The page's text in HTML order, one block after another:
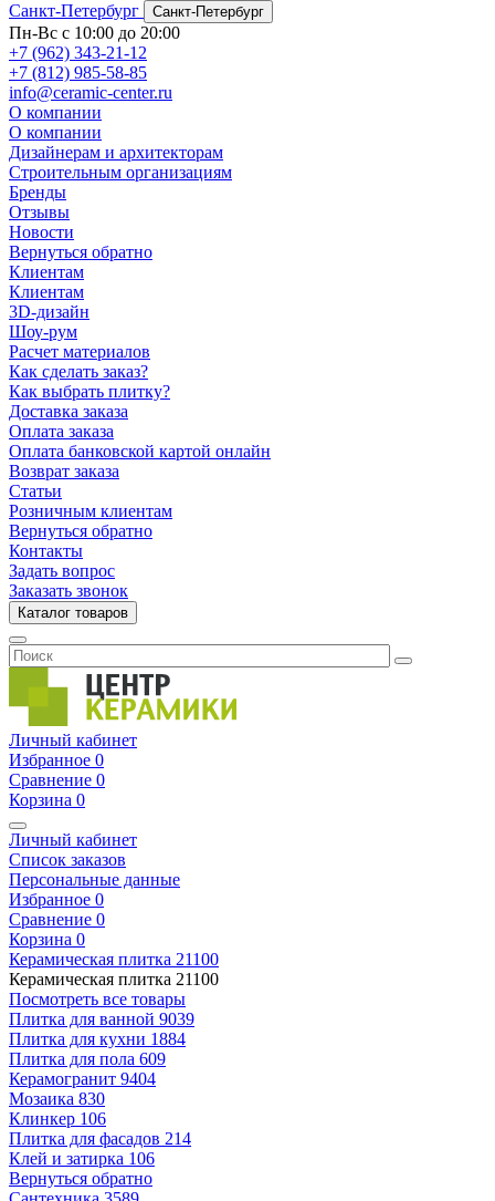
Санкт-Петербург
Санкт-Петербург
Пн-Вс с 10:00 до 20:00
+7 (962) 343-21-12
+7 (812) 985-58-85
info@ceramic-center.ru
О компании
О компании
Дизайнерам и архитекторам
Строительным организациям
Бренды
Отзывы
Новости
Вернуться обратно
Клиентам
Клиентам
3D-дизайн
Шоу-рум
Расчет материалов
Как сделать заказ?
Как выбрать плитку?
Доставка заказа
Оплата заказа
Оплата банковской картой онлайн
Возврат заказа
Статьи
Розничным клиентам
Вернуться обратно
Контакты
Задать вопрос
Заказать звонок
Каталог товаров
Личный кабинет
Избранное 0
Сравнение 0
Корзина 0
Личный кабинет
Список заказов
Персональные данные
Избранное 0
Сравнение 0
Корзина 0
Керамическая плитка 21100
Керамическая плитка 21100
Посмотреть все товары
Плитка для ванной 9039
Плитка для кухни 1884
Плитка для пола 609
Керамогранит 9404
Мозаика 830
Клинкер 106
Плитка для фасадов 214
Клей и затирка 106
Вернуться обратно